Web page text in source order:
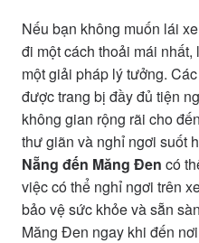
Nếu bạn không muốn lái
đi một cách thoải mái nhất,
một giải pháp lý tưởng.
được trang bị đầy đủ tiện
không gian rộng rãi cho
thư giãn và nghỉ ngơi suốt
Nẵng đến Măng Đen có
việc có thể nghỉ ngơi trên
bảo vệ sức khỏe và sẵn
Măng Đen ngay khi đến